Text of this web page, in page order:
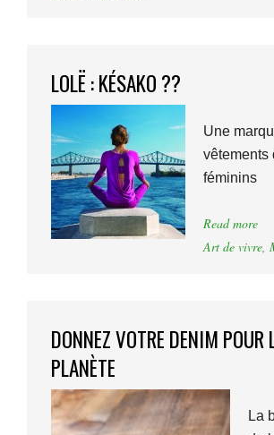
LOLË : KÉSAKO ??
Une
vêtements
féminins
Read more
Art de vivre,
DONNEZ VOTRE DENIM POUR
PLANÈTE
La